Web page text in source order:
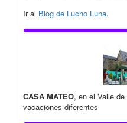
Ir al Blog de Lucho Luna.
CASA MATEO, en el Valle
vacaciones diferentes